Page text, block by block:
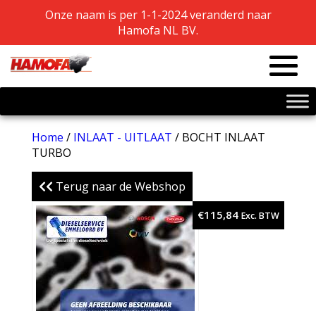
Onze naam is per 1-1-2024 veranderd naar
Hamofa NL BV.
Onze naam is per 1-1-2024 veranderd naar
Hamofa NL BV.
Home / INLAAT - UITLAAT / BOCHT INLAAT
TURBO
Terug naar de Webshop
€115,84 Exc. BTW